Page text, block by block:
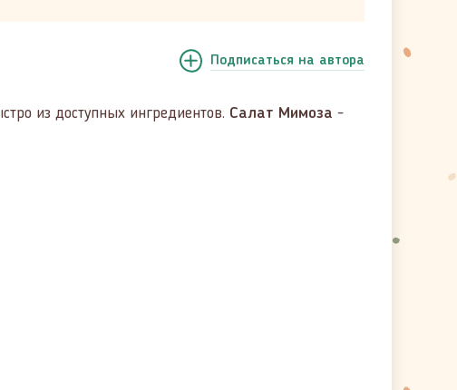
Подписаться на автора
из доступных ингредиентов. Салат Мимоза -